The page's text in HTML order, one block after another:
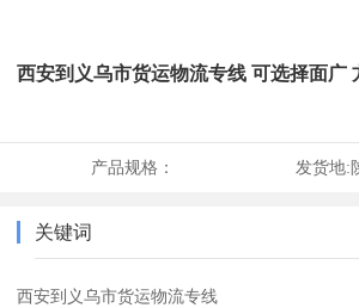
西安到义乌市货运物流专线 可选择面广
产品规格： 发货地:
关键词
西安到义乌市货运物流专线